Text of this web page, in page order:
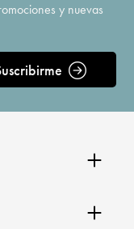
y nuevas